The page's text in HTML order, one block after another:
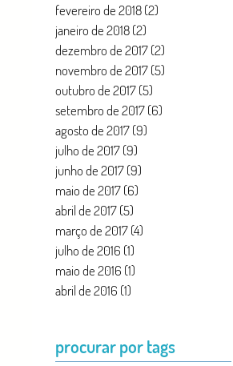
fevereiro de 2018(2)
janeiro de 2018(2)
dezembro de 2017(2)
novembro de 2017(5)
outubro de 2017(5)
setembro de 2017(6)
agosto de 2017(9)
julho de 2017(9)
junho de 2017(9)
maio de 2017(6)
abril de 2017(5)
março de 2017(4)
julho de 2016 (1)
maio de 2016 (1)
abril de 2016 (1)
procurar por tags